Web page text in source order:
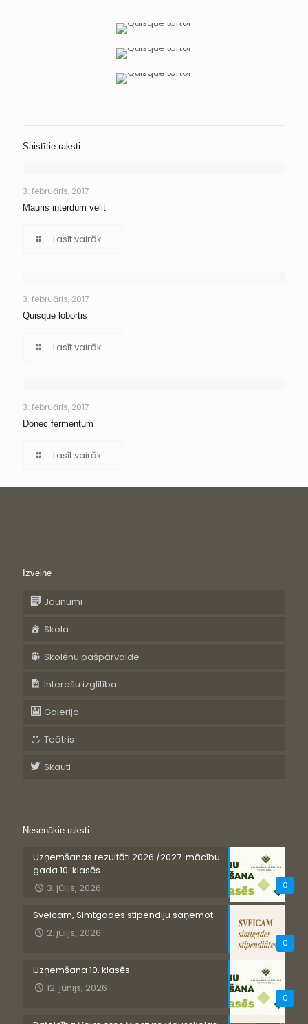
Saistītie raksti
3. februāris, 2017
Mauris interdum velit
Lasīt vairāk...
3. februāris, 2017
Quisque lobortis
Lasīt vairāk...
3. februāris, 2017
Donec fermentum
Lasīt vairāk...
Izvēlne
Jaunumi
Skola
Skolēnu pašpārvalde
Interešu izglītība
Galerija
Teātris
Skauti
Nesenākie raksti
0
Uzņemšanas rezultāti 2026./2027. mācību
gada 10. klasēs
3. jūlijs, 2026
0
Sveicam, Simtgades stipendiju saņemot
2. jūlijs, 2026
0
Uzņemšana 10. klasēs
12. jūnijs, 2026